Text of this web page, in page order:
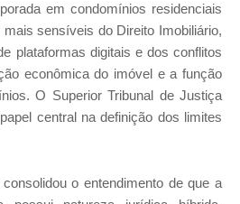
em condomínios residenciais
sensíveis do Direito Imobiliário,
plataformas digitais e dos conflitos
econômica do imóvel e a função
O Superior Tribunal de Justiça
central na definição dos limites
o entendimento de que a